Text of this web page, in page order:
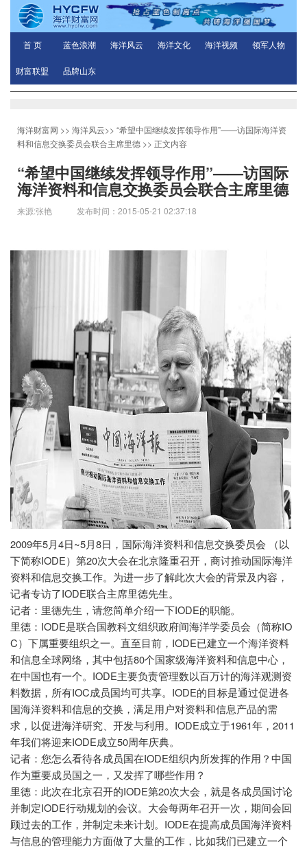
首 页 蓝色浪潮 海洋风云 海洋文化 海洋视频 领军人物
财富联盟 品牌山东
海洋财富网 >> 海洋风云>> “希望中国继续发挥领导作用”——访国际海洋资
料和信息交换委员会联合主席里德 >> 正文内容
“希望中国继续发挥领导作用”——访国际
海洋资料和信息交换委员会联合主席里德
来源:张艳 发布时间：2015-05-21 02:37:18
2009年5月 4日 ~5月 8日，国际海洋资料和信息交换委员会
（以
下简称IODE）第20次大会在北京隆重召开，商讨推动国际海洋
资料和信息交换工作。为进一步了解此次大会的背景及内容，
记者专访了IODE联合主席里德先生。
记者：里德先生，请您简单介绍一下IODE的职能。
里德： IODE是联合国教科文组织政府间海洋学委员会（简称IO
C）下属重要组织之一。直至目前， IODE已建立一个海洋资料
和信息全球网络，其中包括80个国家级海洋资料和信息中心，
在中国也有一个。 IODE主要负责管理数以百万计的海洋观测资
料数据，所有IOC成员国均可共享。 IODE的目标是通过促进各
国海洋资料和信息的交换，满足用户对资料和信息产品的需
求，以促进海洋研究、开发与利用。 IODE成立于1961年， 2011
年我们将迎来IODE成立50周年庆典。
记者：您怎么看待各成员国在IODE组织内所发挥的作用？中国
作为重要成员国之一，又发挥了哪些作用？
里德：此次在北京召开的IODE第20次大会，就是各成员国讨论
并制定IODE行动规划的会议。大会每两年召开一次，期间会回
顾过去的工作，并制定未来计划。 IODE在提高成员国海洋资料
与信息的管理能力方面做了大量的工作，比如我们已建立一个